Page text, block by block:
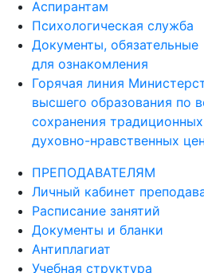
Аспирантам
Психологическая служба
Документы, обязательные
для ознакомления
Горячая линия
высшего образования по
сохранения
духовно-нравственных
ПРЕПОДАВАТЕЛЯМ
Личный кабинет
Расписание занятий
Документы и бланки
Антиплагиат
Учебная структура